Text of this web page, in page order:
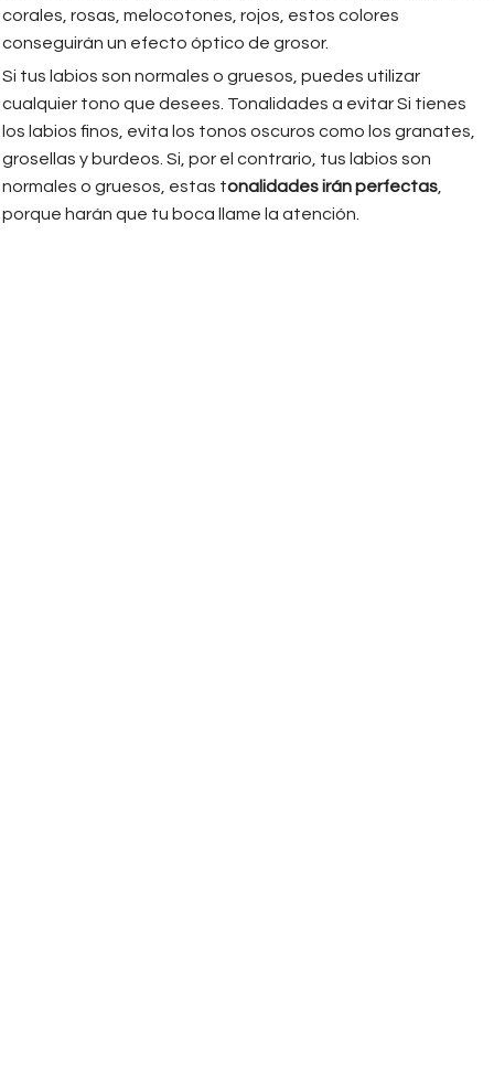
corales, rosas, melocotones, rojos, estos colores
conseguirán un efecto óptico de grosor.
Si tus labios son normales o gruesos, puedes utilizar
cualquier tono que desees. Tonalidades a evitar Si tienes
los labios finos, evita los tonos oscuros como los granates,
grosellas y burdeos. Si, por el contrario, tus labios son
normales o gruesos, estas tonalidades irán perfectas
porque harán que tu boca llame la atención.